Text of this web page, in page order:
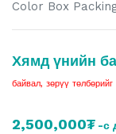
Color Box
Хямд үнийн
байвал, зөрүү төлбөрийг
2,500,000₮ -с